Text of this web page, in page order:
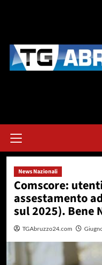
principale
News Nazionali
Comscore:
assestamento
sul 2025). Bene
TGAbruzzo24.com